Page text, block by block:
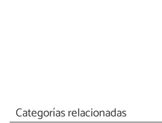
Categorías relacionadas